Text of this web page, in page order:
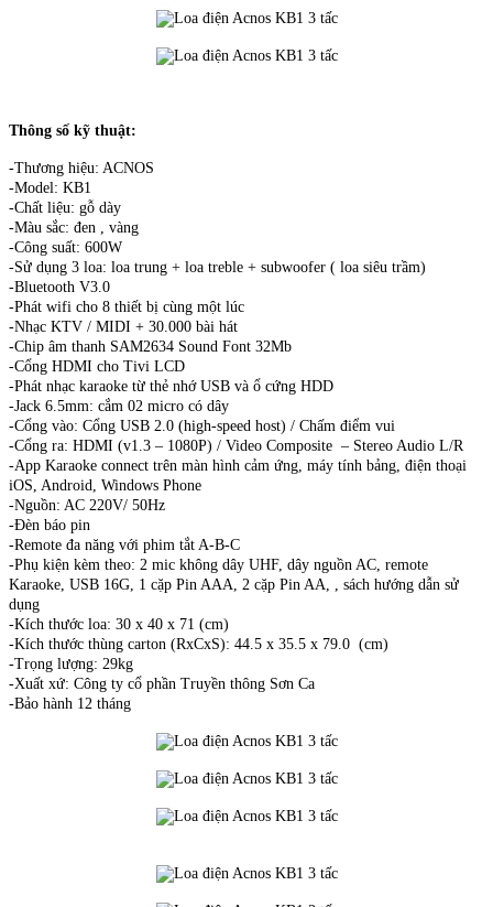
Thông số kỹ thuật:
-Thương hiệu: ACNOS
-Model: KB1
-Chất liệu: gỗ dày
-Màu sắc: đen , vàng
-Công suất: 600W
-Sử dụng 3 loa: loa trung + loa treble + subwoofer ( loa siêu trầm)
-Bluetooth V3.0
-Phát wifi cho 8 thiết bị cùng một lúc
-Nhạc KTV / MIDI + 30.000 bài hát
-Chip âm thanh SAM2634 Sound Font 32Mb
-Cổng HDMI cho Tivi LCD
-Phát nhạc karaoke từ thẻ nhớ USB và ổ cứng HDD
-Jack 6.5mm: cắm 02 micro có dây
-Cổng vào: Cổng USB 2.0 (high-speed host) / Chấm điểm vui
-Cổng ra: HDMI (v1.3 – 1080P) / Video Composite – Stereo Audio L/R
-App Karaoke connect trên màn hình cảm ứng, máy tính bảng, điện thoại
iOS, Android, Windows Phone
-Nguồn: AC 220V/ 50Hz
-Đèn báo pin
-Remote đa năng với phim tắt A-B-C
-Phụ kiện kèm theo: 2 mic không dây UHF, dây nguồn AC, remote
Karaoke, USB 16G, 1 cặp Pin AAA, 2 cặp Pin AA, , sách hướng dẫn sử
dụng
-Kích thước loa: 30 x 40 x 71 (cm)
-Kích thước thùng carton (RxCxS): 44.5 x 35.5 x 79.0 (cm)
-Trọng lượng: 29kg
-Xuất xứ: Công ty cổ phần Truyền thông Sơn Ca
-Bảo hành 12 tháng